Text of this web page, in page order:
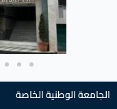
الجامعة الوطنية الخاصة